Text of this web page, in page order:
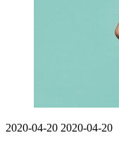
2020-04-20 2020-04-20